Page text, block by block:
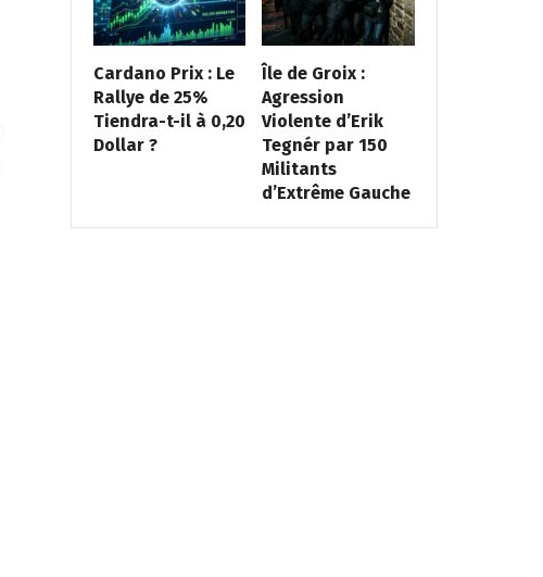
Cardano Prix : Le
Rallye de 25%
Tiendra-t-il à 0,20
Dollar ?
Île de Groix :
Agression
Violente d’Erik
Tegnér par 150
Militants
d’Extrême Gauche